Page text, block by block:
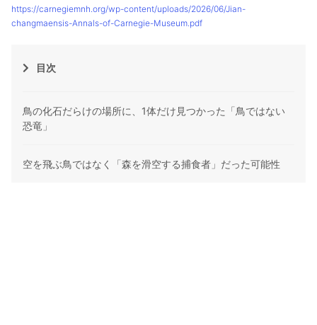
https://carnegiemnh.org/wp-content/uploads/2026/06/Jian-
changmaensis-Annals-of-Carnegie-Museum.pdf
目次
鳥の化石だらけの場所に、1体だけ見つかった「鳥ではない
恐竜」
空を飛ぶ鳥ではなく「森を滑空する捕食者」だった可能性